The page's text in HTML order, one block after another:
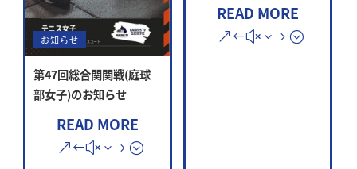
お知らせ
第47回総合関関戦(庭球
部女子)のお知らせ
READ MORE
READ MORE